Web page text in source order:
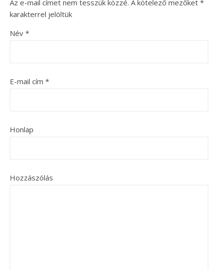
Az e-mail címet nem tesszük közzé. A kötelező mezőket *
karakterrel jelöltük
Név *
E-mail cím *
Honlap
Hozzászólás